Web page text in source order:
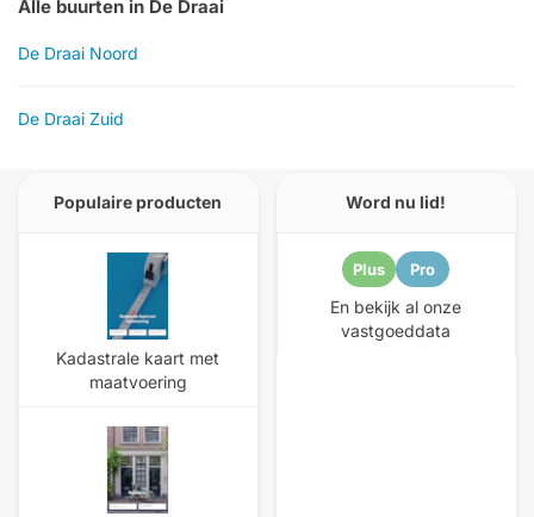
Alle buurten in De Draai
De Draai Noord
De Draai Zuid
Populaire producten
Kadastrale kaart met
maatvoering
Word nu lid!
Plus Pro
En bekijk al onze
vastgoeddata